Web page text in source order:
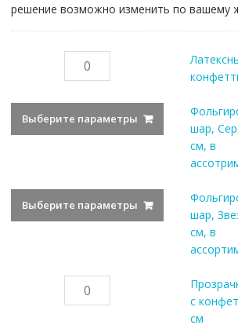
решение возможно изменить по вашему
Количество
товара
с
Выберите параметры
шар,
см, в
Выберите параметры
шар,
см, в
Количество
товара
с
см